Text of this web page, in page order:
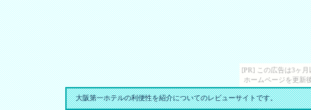
[PR] この広告は3ヶ
ホームページを更新
大阪第一ホテルの利便性を紹介についてのレビューサイトです。